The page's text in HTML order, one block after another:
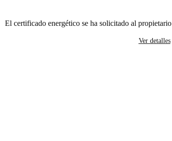
El certificado energético se ha solicitado al propietario
Ver detalles